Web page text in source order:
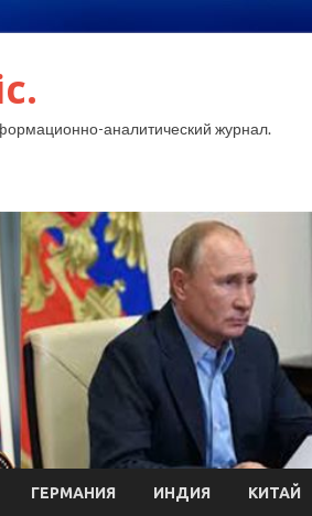
аналитический журнал.
ГЕРМАНИЯ ИНДИЯ КИТАЙ